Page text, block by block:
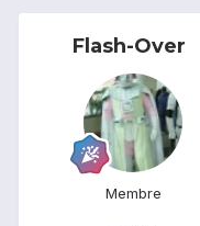
Flash-Over
Membre